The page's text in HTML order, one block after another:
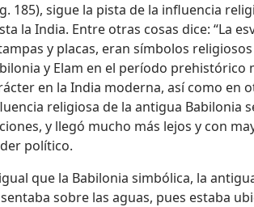
185), sigue la pista de la influencia
la India. Entre otras cosas dice: “La
y placas, eran símbolos
y Elam en el período prehistórico
en la India moderna, así como en
religiosa de la antigua Babilonia
y llegó mucho más lejos y con
político.
que la Babilonia simbólica, la
sobre las aguas, pues estaba